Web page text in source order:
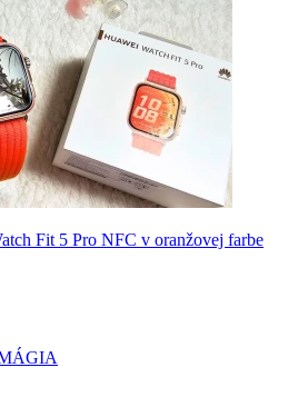
Fit 5 Pro NFC v oranžovej farbe